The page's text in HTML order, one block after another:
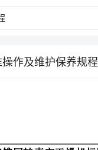
作及维护保养规程